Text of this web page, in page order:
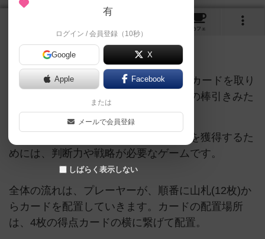
カフェ
2人用ゲーム。真ん中にある4枚の得点カードを取り
合うゲーム。バトルラインや、運動会の棒引きみた
い。
基本は運ゲーなんですが、最終選択権を獲得するた
めには、判断力や戦略が必要なゲームです。
全体の流れは、プレーヤーが、順番に山札(12枚)か
らカードを配置していきます。カードの配置場所
は、4枚の得点カードの横に繋げて配置。
有
ログイン / 会員登録（10秒）
Google X
Apple Facebook
または
メールで会員登録
しばらく表示しない